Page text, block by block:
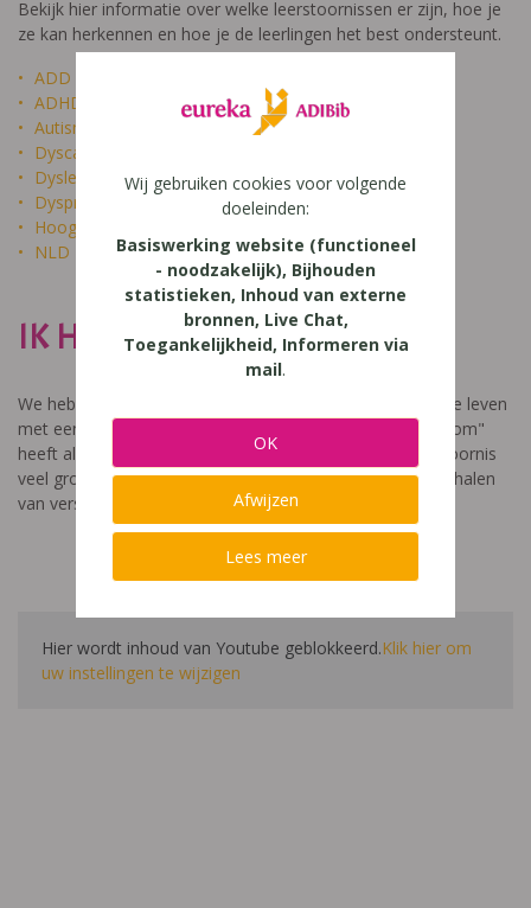
Bekijk hier informatie over welke leerstoornissen er zijn, hoe je
ze kan herkennen en hoe je de leerlingen het best ondersteunt.
ADD
ADHD
Autisme
Dyscalculie
Dyslexie
Dyspraxie
Hoogbegaafdheid
NLD
IK HEET NIET DOM
We hebben een video gemaakt die toont hoe het is om te leven
met een leerstoornis. De film met als titel: "Ik heet niet dom"
heeft als doel aan te tonen dat de impact van een leerstoornis
veel groter is dan enkel wat je ziet in de klas. Je hoort verhalen
van verschillende leerlingen en ouders.
Hier wordt inhoud van Youtube geblokkeerd.Klik hier om
uw instellingen te wijzigen
Wij gebruiken cookies voor volgende
doeleinden:
Basiswerking website (functioneel
- noodzakelijk), Bijhouden
statistieken, Inhoud van externe
bronnen, Live Chat,
Toegankelijkheid, Informeren via
mail.
OK
Afwijzen
Lees meer